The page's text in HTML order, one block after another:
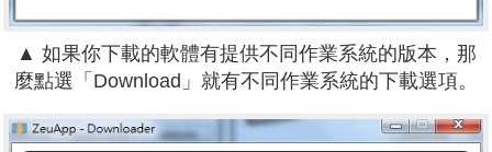
▲ 如果你下載的軟體有提供不同作業系統的版本，那
麼點選「Download」就有不同作業系統的下載選項。